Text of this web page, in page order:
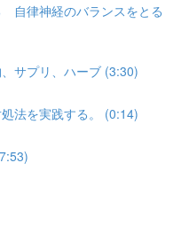
自律神経のバランスをとる
サプリ、ハーブ (3:30)
法を実践する。 (0:14)